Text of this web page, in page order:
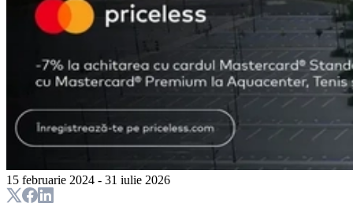
15 februarie 2024 - 31 iulie 2026